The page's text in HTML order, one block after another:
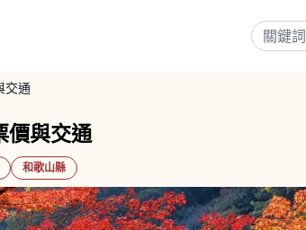
交通
價與交通
和歌山縣